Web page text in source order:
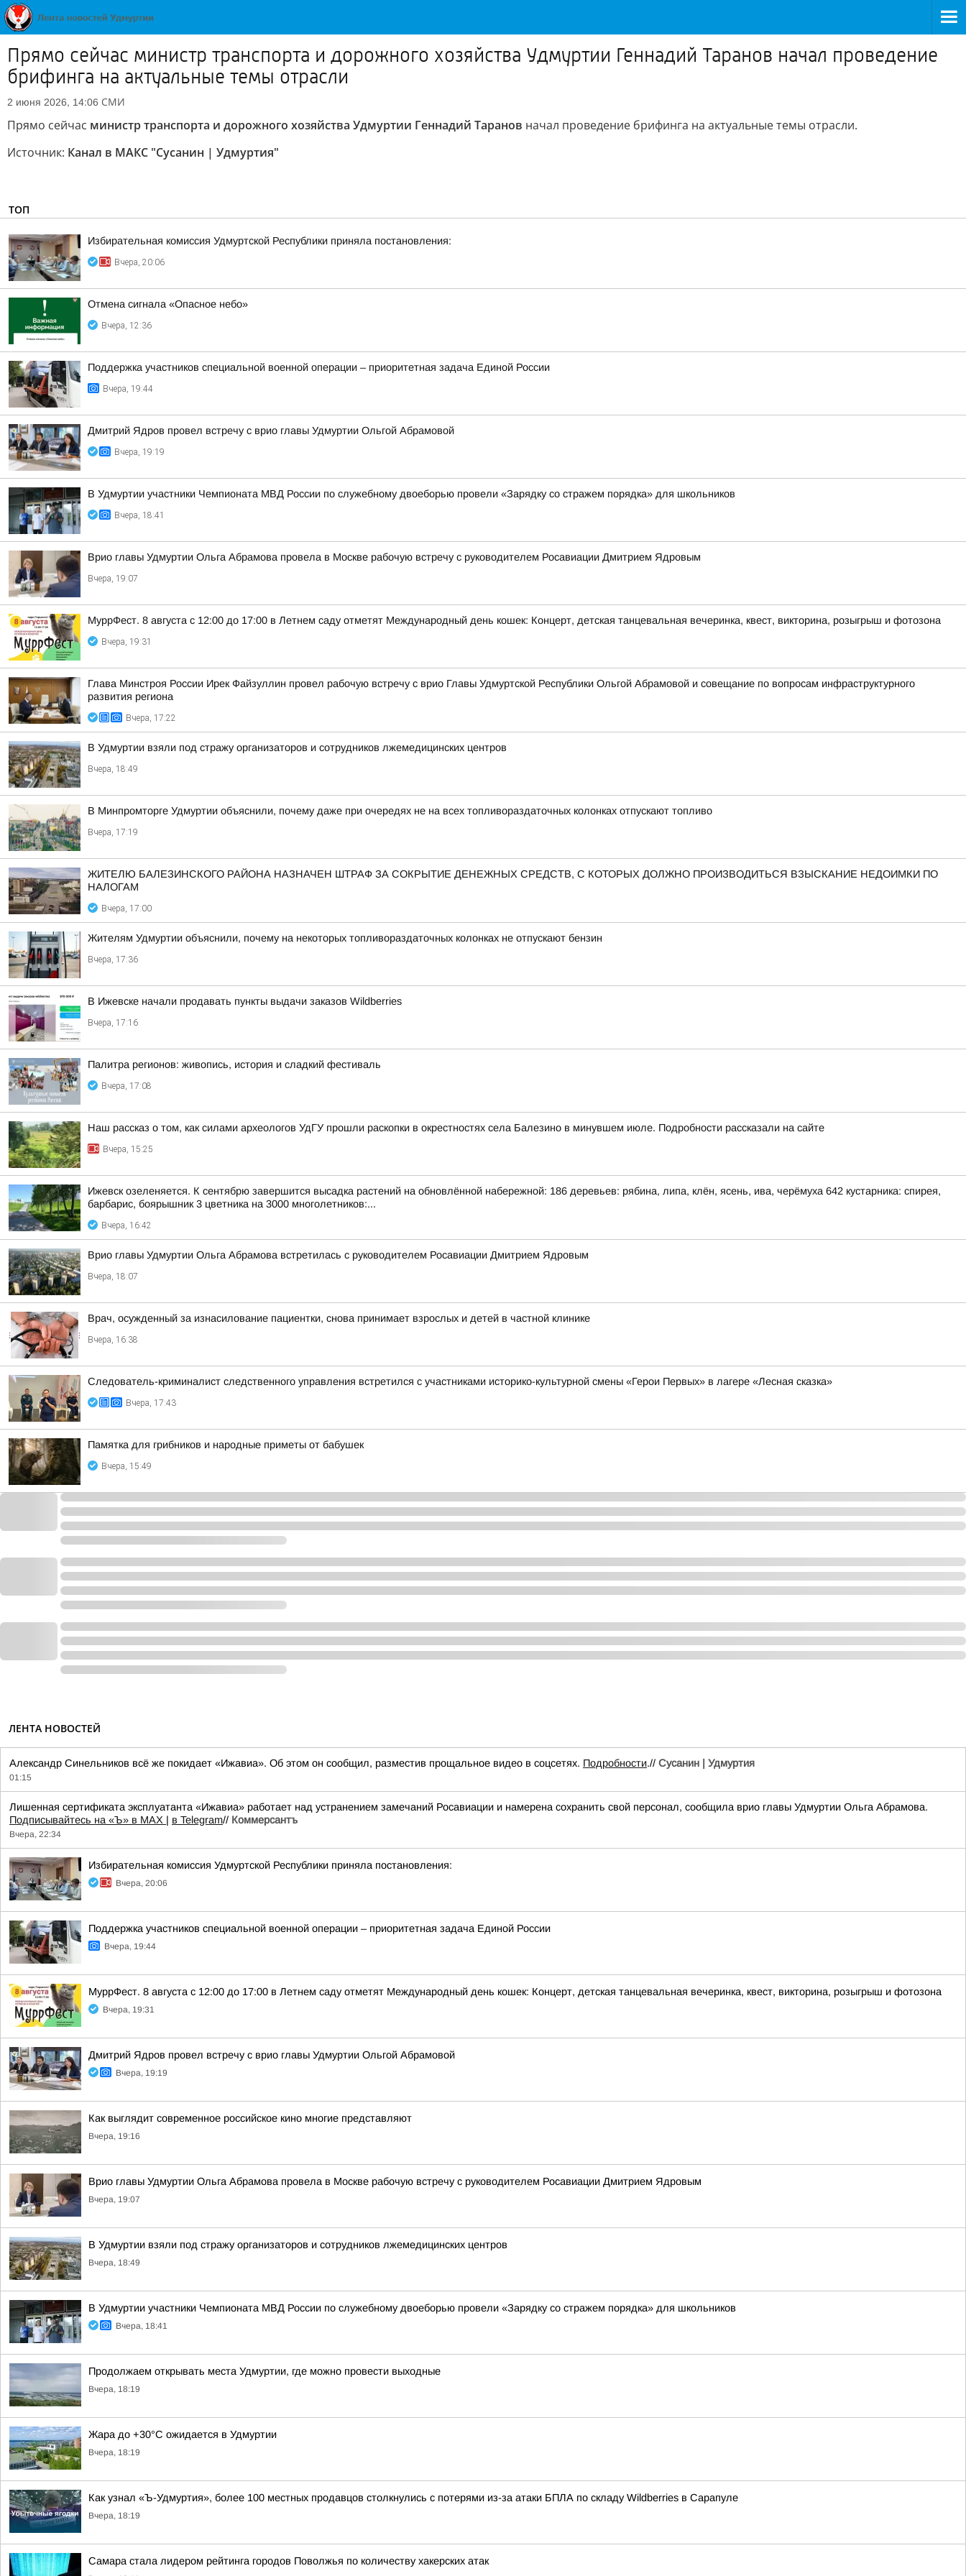
Прямо сейчас министр транспорта и дорожного хозяйства Удмуртии Геннадий Таранов начал проведение
брифинга на актуальные темы отрасли
2 июня 2026, 14:06 СМИ
Прямо сейчас министр транспорта и дорожного хозяйства Удмуртии Геннадий Таранов начал проведение брифинга на актуальные темы отрасли.
Источник: Канал в МАКС "Сусанин | Удмуртия"
ТОП
Избирательная комиссия Удмуртской Республики приняла постановления:
Вчера, 20:06
Отмена сигнала «Опасное небо»
Вчера, 12:36
Поддержка участников специальной военной операции – приоритетная задача Единой России
Вчера, 19:44
Дмитрий Ядров провел встречу с врио главы Удмуртии Ольгой Абрамовой
Вчера, 19:19
В Удмуртии участники Чемпионата МВД России по служебному двоеборью провели «Зарядку со стражем порядка» для школьников
Вчера, 18:41
Врио главы Удмуртии Ольга Абрамова провела в Москве рабочую встречу с руководителем Росавиации Дмитрием Ядровым
Вчера, 19:07
МуррФест. 8 августа с 12:00 до 17:00 в Летнем саду отметят Международный день кошек: Концерт, детская танцевальная вечеринка, квест, викторина, розыгрыш и фотозона
Вчера, 19:31
Глава Минстроя России Ирек Файзуллин провел рабочую встречу с врио Главы Удмуртской Республики Ольгой Абрамовой и совещание по вопросам инфраструктурного
развития региона
Вчера, 17:22
В Удмуртии взяли под стражу организаторов и сотрудников лжемедицинских центров
Вчера, 18:49
В Минпромторге Удмуртии объяснили, почему даже при очередях не на всех топливораздаточных колонках отпускают топливо
Вчера, 17:19
ЖИТЕЛЮ БАЛЕЗИНСКОГО РАЙОНА НАЗНАЧЕН ШТРАФ ЗА СОКРЫТИЕ ДЕНЕЖНЫХ СРЕДСТВ, С КОТОРЫХ ДОЛЖНО ПРОИЗВОДИТЬСЯ ВЗЫСКАНИЕ НЕДОИМКИ ПО
НАЛОГАМ
Вчера, 17:00
Жителям Удмуртии объяснили, почему на некоторых топливораздаточных колонках не отпускают бензин
Вчера, 17:36
В Ижевске начали продавать пункты выдачи заказов Wildberries
Вчера, 17:16
Палитра регионов: живопись, история и сладкий фестиваль
Вчера, 17:08
Наш рассказ о том, как силами археологов УдГУ прошли раскопки в окрестностях села Балезино в минувшем июле. Подробности рассказали на сайте
Вчера, 15:25
Ижевск озеленяется. К сентябрю завершится высадка растений на обновлённой набережной: 186 деревьев: рябина, липа, клён, ясень, ива, черёмуха 642 кустарника: спирея,
барбарис, боярышник 3 цветника на 3000 многолетников:...
Вчера, 16:42
Врио главы Удмуртии Ольга Абрамова встретилась с руководителем Росавиации Дмитрием Ядровым
Вчера, 18:07
Врач, осужденный за изнасилование пациентки, снова принимает взрослых и детей в частной клинике
Вчера, 16:38
Следователь-криминалист следственного управления встретился с участниками историко-культурной смены «Герои Первых» в лагере «Лесная сказка»
Вчера, 17:43
Памятка для грибников и народные приметы от бабушек
Вчера, 15:49
ЛЕНТА НОВОСТЕЙ
Александр Синельников всё же покидает «Ижавиа». Об этом он сообщил, разместив прощальное видео в соцсетях. Подробности.// Сусанин | Удмуртия
01:15
Лишенная сертификата эксплуатанта «Ижавиа» работает над устранением замечаний Росавиации и намерена сохранить свой персонал, сообщила врио главы Удмуртии Ольга Абрамова.
Подписывайтесь на «Ъ» в MAX | в Telegram// Коммерсантъ
Вчера, 22:34
Избирательная комиссия Удмуртской Республики приняла постановления:
Вчера, 20:06
Поддержка участников специальной военной операции – приоритетная задача Единой России
Вчера, 19:44
МуррФест. 8 августа с 12:00 до 17:00 в Летнем саду отметят Международный день кошек: Концерт, детская танцевальная вечеринка, квест, викторина, розыгрыш и фотозона
Вчера, 19:31
Дмитрий Ядров провел встречу с врио главы Удмуртии Ольгой Абрамовой
Вчера, 19:19
Как выглядит современное российское кино многие представляют
Вчера, 19:16
Врио главы Удмуртии Ольга Абрамова провела в Москве рабочую встречу с руководителем Росавиации Дмитрием Ядровым
Вчера, 19:07
В Удмуртии взяли под стражу организаторов и сотрудников лжемедицинских центров
Вчера, 18:49
В Удмуртии участники Чемпионата МВД России по служебному двоеборью провели «Зарядку со стражем порядка» для школьников
Вчера, 18:41
Продолжаем открывать места Удмуртии, где можно провести выходные
Вчера, 18:19
Жара до +30°С ожидается в Удмуртии
Вчера, 18:19
Как узнал «Ъ-Удмуртия», более 100 местных продавцов столкнулись с потерями из-за атаки БПЛА по складу Wildberries в Сарапуле
Вчера, 18:19
Самара стала лидером рейтинга городов Поволжья по количеству хакерских атак